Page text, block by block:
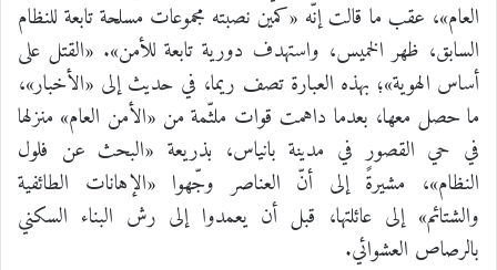
العام»، عقب ما قالت إنّه «كمين نصبته مجموعات مسلحة تابعة للنظام
السابق، ظهر الخميس، واستهدف دورية تابعة للأمن». «القتل على
أساس الهوية»؛ بهذه العبارة تصف ريما، في حديث إلى «الأخبار»،
ما حصل معها، بعدما داهمت قوات ملثّمة من «الأمن العام» منزلها
في حي القصور في مدينة بانياس، بذريعة «البحث عن فلول
النظام»، مشيرةً إلى أنّ العناصر وجّهوا «الإهانات الطائفية
والشتائم» إلى عائلتها، قبل أن يعمدوا إلى رش البناء السكني
بالرصاص العشوائي.